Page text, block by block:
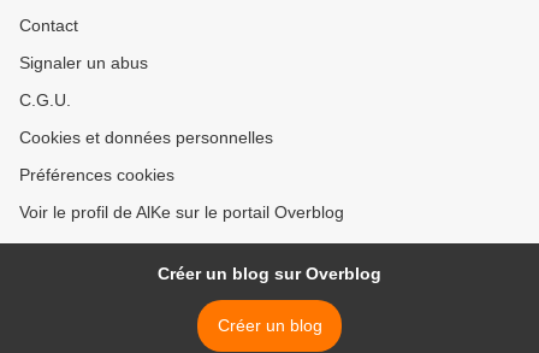
Contact
Signaler un abus
C.G.U.
Cookies et données personnelles
Préférences cookies
Voir le profil de AlKe sur le portail Overblog
Créer un blog sur Overblog
Créer un blog